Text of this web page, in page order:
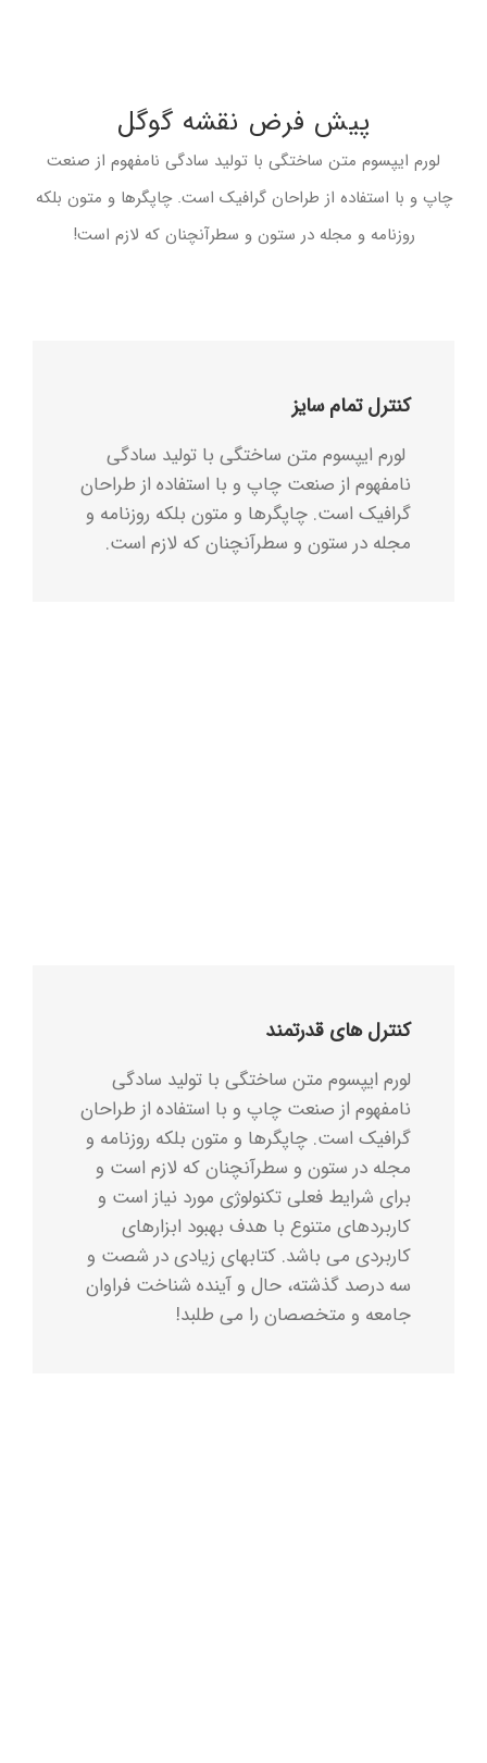
پیش فرض نقشه گوگل
لورم ایپسوم متن ساختگی با تولید سادگی نامفهوم از صنعت
چاپ و با استفاده از طراحان گرافیک است. چاپگرها و متون بلکه
روزنامه و مجله در ستون و سطرآنچنان که لازم است!
کنترل تمام سایز
لورم ایپسوم متن ساختگی با تولید سادگی
نامفهوم از صنعت چاپ و با استفاده از طراحان
گرافیک است. چاپگرها و متون بلکه روزنامه و
مجله در ستون و سطرآنچنان که لازم است.
کنترل های قدرتمند
لورم ایپسوم متن ساختگی با تولید سادگی
نامفهوم از صنعت چاپ و با استفاده از طراحان
گرافیک است. چاپگرها و متون بلکه روزنامه و
مجله در ستون و سطرآنچنان که لازم است و
برای شرایط فعلی تکنولوژی مورد نیاز است و
کاربردهای متنوع با هدف بهبود ابزارهای
کاربردی می باشد. کتابهای زیادی در شصت و
سه درصد گذشته، حال و آینده شناخت فراوان
جامعه و متخصصان را می طلبد!